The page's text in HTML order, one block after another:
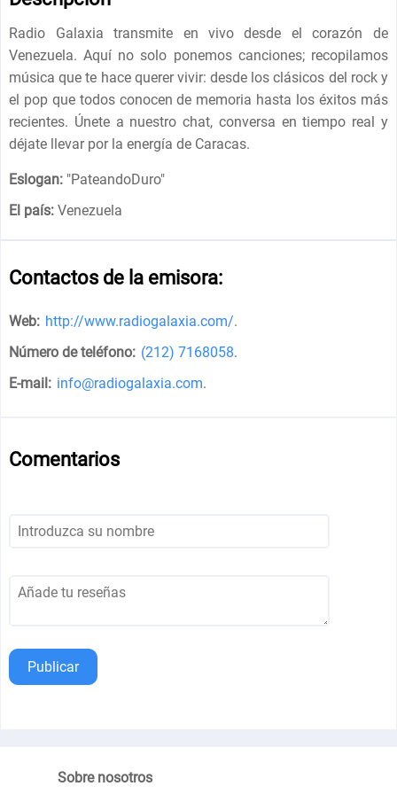
Radio Galaxia transmite en vivo desde el corazón de
Venezuela. Aquí no solo ponemos canciones; recopilamos
música que te hace querer vivir: desde los clásicos del rock y
el pop que todos conocen de memoria hasta los éxitos más
recientes. Únete a nuestro chat, conversa en tiempo real y
déjate llevar por la energía de Caracas.
Eslogan: "PateandoDuro"
El país: Venezuela
Contactos de la emisora:
Web: http://www.radiogalaxia.com/.
Número de teléfono: (212) 7168058.
E-mail: info@radiogalaxia.com.
Comentarios
Publicar
Sobre nosotros